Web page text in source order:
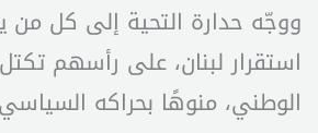
ووجّه حدارة التحية إلى كل من
استقرار لبنان، على رأسهم
الوطني، منوهًا بحراكه